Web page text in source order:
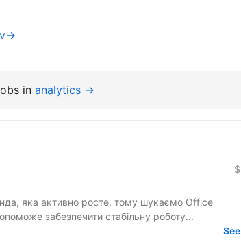
in analytics →
$
забезпечити стабільну роботу...
See